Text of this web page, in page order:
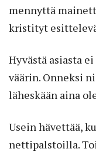
mennyttä
kristityt
Hyvästä asiasta
väärin. Onneksi
läheskään aina
Usein hävettää,
nettipalstoilla.